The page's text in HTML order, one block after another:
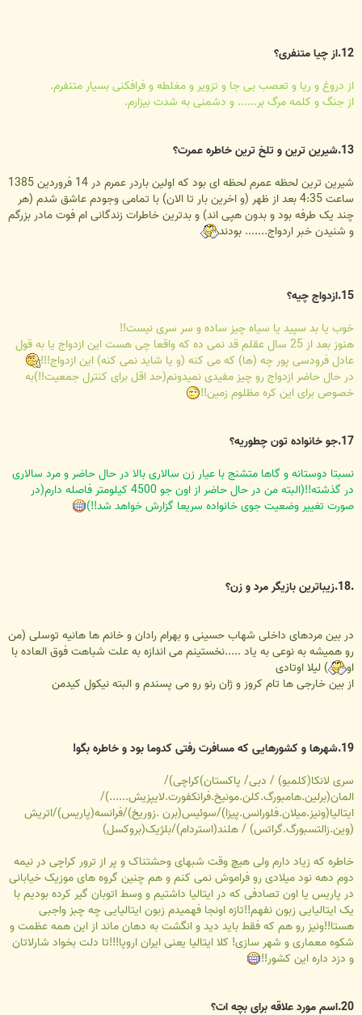
12.از چیا متنفری؟
از دروغ و ریا و تعصب بی جا و تزویر و مغلطه و فرافکنی بسیار متنفرم.
از جنگ و کلمه مرگ بر...... و دشمنی به شدت بیزارم.
13.شیرین ترین و تلخ ترین خاطره عمرت؟
شیرین ترین لحظه عمرم لحظه ای بود که اولین باردر عمرم در 14 فروردین 1385
ساعت 4:35 بعد از ظهر (و اخرین بار تا الان) با تمامی وجودم عاشق شدم (هر
چند یک طرفه بود و بدون هپی اند) و بدترین خاطرات زندگانی ام فوت مادر بزرگم
و شنیدن خبر اردواج....... بودند
15.ازدواج چیه؟
خوب یا بد سپید یا سیاه چیز ساده و سر سری نیست!!
هنوز بعد از 25 سال عقلم قد نمی ده که واقعا چی هست این ازدواج یا به قول
عادل فرودسی پور چه (ها) که می کنه (و یا شاید نمی کنه) این ازدواج!!!
در حال حاضر ازدواج رو چیز مفیدی نمیدونم(حد اقل برای کنترل جمعیت!!)به
خصوص برای این کره مظلوم زمین!!
17.جو خانواده تون چطوریه؟
نسبتا دوستانه و گاها متشنج با عیار زن سالاری بالا در حال حاضر و مرد سالاری
در گذشته!!(البته من در حال حاضر از اون جو 4500 کیلومتر فاصله دارم(در
صورت تغییر وضعیت جوی خانواده سریعا گزارش خواهد شد!!)
در بین مردهای داخلی شهاب حسینی و بهرام رادان و خانم ها هانیه توسلی (من
رو همیشه به نوعی به یاد .....نخستینم می اندازه به علت شباهت فوق العاده با
او
) لیلا اوتادی
از بین خارجی ها تام کروز و ژان رنو رو می پسندم و البته نیکول کیدمن
19.شهرها و کشورهایی که مسافرت رفتی کدوما بود و خاطره بگو!
سری لانکا(کلمبو) / دبی/ پاکستان)کراچی)/
المان(برلین.هامبورگ.کلن.مونیخ.فرانکفورت.لایپزیش......)/
ایتالیا(ونیز.میلان.فلورانس.پیزا)/سوئیس(برن .زوریخ)/فرانسه(پاریس)/اتریش
(وین.زالتسبورگ.گراتس) / هلند(استردام)/بلژیک(بروکسل)
خاطره که زیاد دارم ولی هیچ وقت شبهای وحشتناک و پر از ترور کراچی در نیمه
دوم دهه نود میلادی رو فراموش نمی کنم و هم چنین گروه های موزیک خیابانی
در پاریس یا اون تصادفی که در ایتالیا داشتیم و وسط اتوبان گیر کرده بودیم با
یک ایتالیایی زبون نفهم!!تازه اونجا فهمیدم زبون ایتالیایی چه چبز واجبی
هستا!!ونیز رو هم که فقط باید دید و انگشت به دهان ماند از این همه عظمت و
شکوه معماری و شهر سازی! کلا ایتالیا یعنی ایران اروپا!!!تا دلت بخواد شارلاتان
و دزد داره این کشور!!
20.اسم مورد علاقه برای بچه ات؟